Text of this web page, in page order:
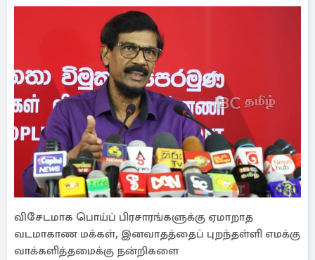
விசேடமாக பொய்ப் பிரசாரங்களுக்கு ஏமாறாத
வடமாகாண மக்கள், இனவாதத்தைப் புறந்தள்ளி எமக்கு
வாக்களித்தமைக்கு நன்றிகளை